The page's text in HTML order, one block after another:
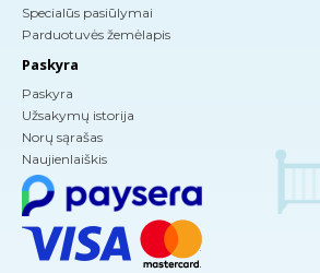
Specialūs pasiūlymai
Parduotuvės žemėlapis
Paskyra
Paskyra
Užsakymų istorija
Norų sąrašas
Naujienlaiškis